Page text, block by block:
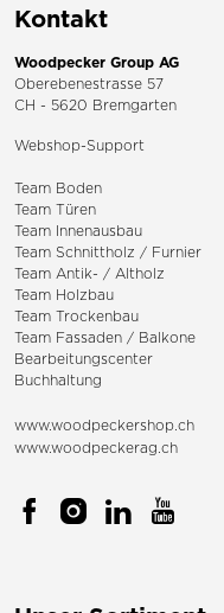
Kontakt
Woodpecker Group AG
Oberebenestrasse 57
CH - 5620 Bremgarten
Webshop-Support
Team Boden
Team Türen
Team Innenausbau
Team Schnittholz / Furnier
Team Antik- / Altholz
Team Holzbau
Team Trockenbau
Team Fassaden / Balkone
Bearbeitungscenter
Buchhaltung
www.woodpeckershop.ch
www.woodpeckerag.ch